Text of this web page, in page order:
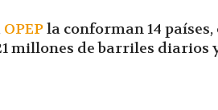
OPEPla conforman 14
millones de barriles diarios